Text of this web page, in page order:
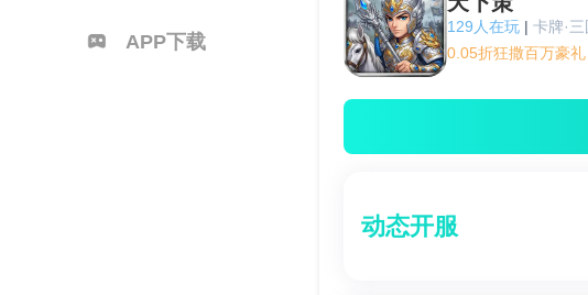
APP下载
129人在玩 | 卡牌·三
0.05折狂撒百万豪礼
动态开服